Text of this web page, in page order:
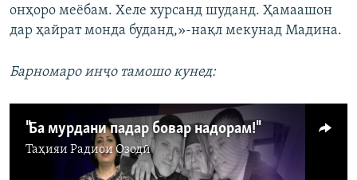
онҳоро меёбам. Хеле хурсанд шуданд. Ҳамаашон
дар ҳайрат монда буданд,»-нақл мекунад Мадина.
Барномаро инҷо тамошо кунед:
"Ба мурдани падар бовар надорам!"
Таҳияи Радиои Озодӣ